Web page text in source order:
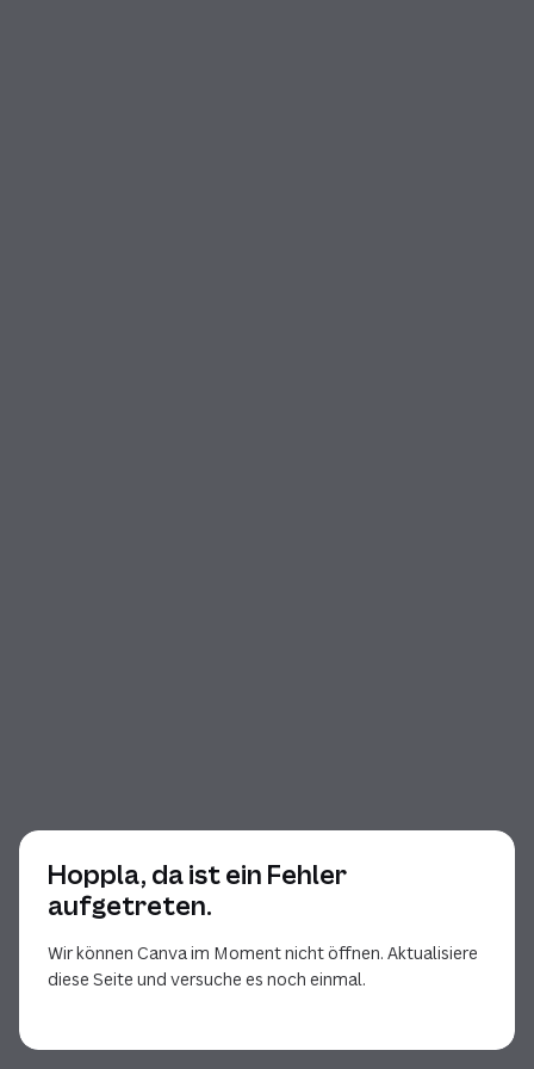
Hoppla, da ist ein Fehler
aufgetreten.
Wir können Canva im Moment nicht öffnen. Aktualisiere
diese Seite und versuche es noch einmal.